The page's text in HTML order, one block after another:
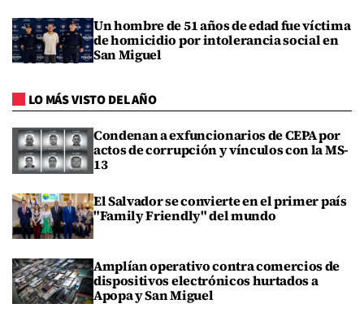
Un hombre de 51 años de edad fue víctima
de homicidio por intolerancia social en
San Miguel
LO MÁS VISTO DEL AÑO
Condenan a exfuncionarios de CEPA por
actos de corrupción y vínculos con la MS-
13
El Salvador se convierte en el primer país
"Family Friendly" del mundo
Amplían operativo contra comercios de
dispositivos electrónicos hurtados a
Apopa y San Miguel